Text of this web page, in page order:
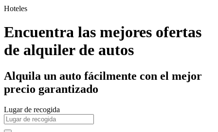
Hoteles
Encuentra las mejores ofertas
de alquiler de autos
Alquila un auto fácilmente con el mejor
precio garantizado
Lugar de recogida